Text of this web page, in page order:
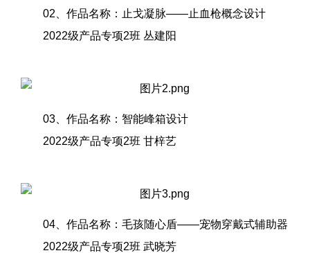
02、作品名称：止戈凝脉——止血枪概念设计
2022级产品专项2班 丛建阳
03、作品名称：智能峰箱设计
2022级产品专项2班 甘梓艺
04、作品名称：毛孩随心盾——宠物穿戴式辅助器
2022级产品专项2班 武晓芳